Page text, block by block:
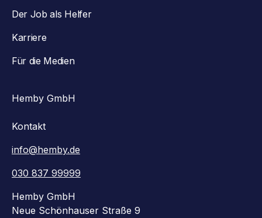
Der Job als Helfer
Karriere
Für die Medien
Hemby GmbH
Kontakt
info@hemby.de
030 837 99999
Hemby GmbH
Neue Schönhauser Straße 9